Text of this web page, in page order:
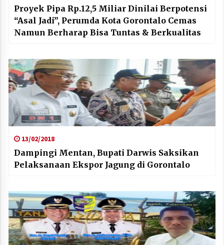
Proyek Pipa Rp.12,5 Miliar Dinilai Berpotensi
“Asal Jadi”, Perumda Kota Gorontalo Cemas
Namun Berharap Bisa Tuntas & Berkualitas
13/02/2018
Dampingi Mentan, Bupati Darwis Saksikan
Pelaksanaan Ekspor Jagung di Gorontalo